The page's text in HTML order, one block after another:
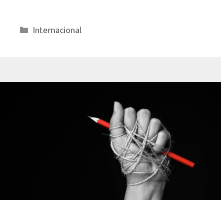
Categorías
Internacional